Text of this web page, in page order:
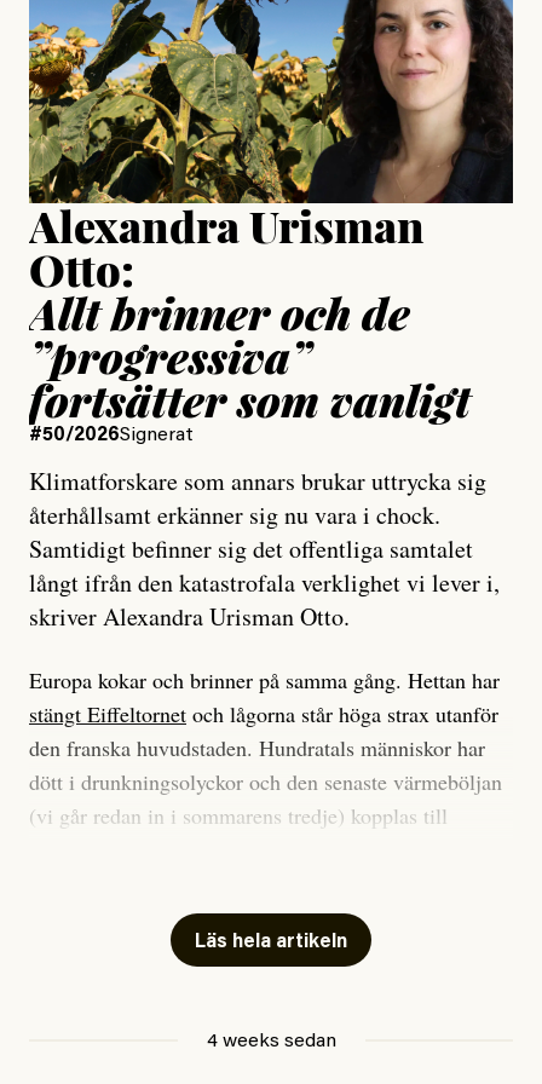
Jesper Lundby
Publicerad15 July, 2026
Uppdaterad15 July, 2026
Alexandra Urisman
Otto:
Allt brinner och de
”progressiva”
fortsätter som vanligt
#50/2026Signerat
Klimatforskare som annars brukar uttrycka sig
återhållsamt erkänner sig nu vara i chock.
Samtidigt befinner sig det offentliga samtalet
långt ifrån den katastrofala verklighet vi lever i,
skriver Alexandra Urisman Otto.
Europa kokar och brinner på samma gång. Hettan har
stängt Eiffeltornet och lågorna står höga strax utanför
den franska huvudstaden. Hundratals människor har
dött i drunkningsolyckor och den senaste värmeböljan
(vi går redan in i sommarens tredje) kopplas till
Har du också panik i hettan? Känns det som en
mardröm? Bra, allt annat vore fullständigt orimligt.
att han brukar vara ganska återhållsam när han
Läs hela artikeln
4 weeks sedan